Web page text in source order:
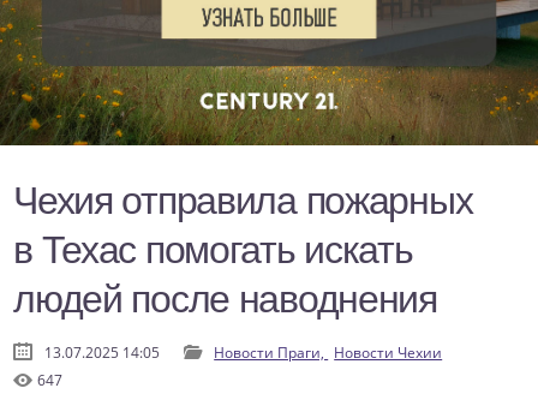
Чехия отправила пожарных
в Техас помогать искать
людей после наводнения
13.07.2025 14:05 Новости Праги, Новости Чехии
647